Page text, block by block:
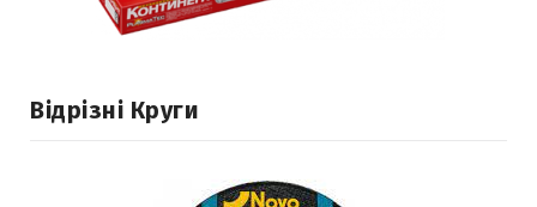
Відрізні Круги